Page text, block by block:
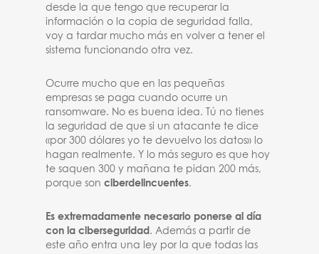
desde la que tengo que recuperar la
información o la copia de seguridad falla,
voy a tardar mucho más en volver a tener el
sistema funcionando otra vez.
Ocurre mucho que en las pequeñas
empresas se paga cuando ocurre un
ransomware. No es buena idea. Tú no tienes
la seguridad de que si un atacante te dice
«por 300 dólares yo te devuelvo los datos» lo
hagan realmente. Y lo más seguro es que hoy
te saquen 300 y mañana te pidan 200 más,
porque sonciberdelincuentes.
Es extremadamente necesario ponerse al día
con la ciberseguridad . Además a partir de
este año entra una ley por la que todas las